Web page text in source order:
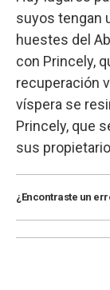
suyos tengan
huestes del
con Princely,
recuperación
víspera se
Princely, que
sus
¿Encontraste un